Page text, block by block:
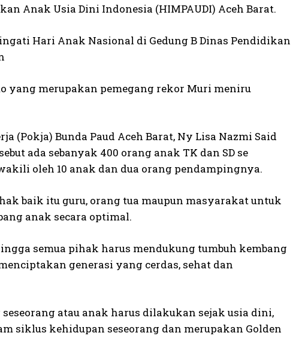
Anak Usia Dini Indonesia (HIMPAUDI) Aceh Barat.
Hari Anak Nasional di Gedung B Dinas Pendidikan
yang merupakan pemegang rekor Muri meniru
(Pokja) Bunda Paud Aceh Barat, Ny Lisa Nazmi Said
ada sebanyak 400 orang anak TK dan SD se
oleh 10 anak dan dua orang pendampingnya.
baik itu guru, orang tua maupun masyarakat untuk
anak secara optimal.
semua pihak harus mendukung tumbuh kembang
generasi yang cerdas, sehat dan
atau anak harus dilakukan sejak usia dini,
siklus kehidupan seseorang dan merupakan Golden